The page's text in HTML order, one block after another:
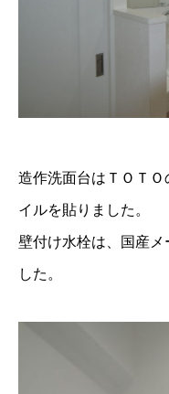
造作洗面台はＴＯＴ
イルを貼りました。
壁付け水栓は、国産
した。